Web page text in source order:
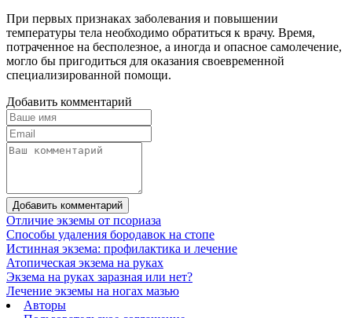
При первых признаках заболевания и повышении
температуры тела необходимо обратиться к врачу. Время,
потраченное на бесполезное, а иногда и опасное самолечение,
могло бы пригодиться для оказания своевременной
специализированной помощи.
Добавить комментарий
Добавить комментарий
Отличие экземы от псориаза
Способы удаления бородавок на стопе
Истинная экзема: профилактика и лечение
Атопическая экзема на руках
Экзема на руках заразная или нет?
Лечение экземы на ногах мазью
Авторы